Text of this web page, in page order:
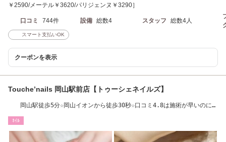
￥2590/メーテル￥3620/パリジェンヌ￥3290］
口コミ 744件 設備 総数4 スタッフ 総数4人
スマート支払いOK
クーポンを表示
Touche’nails 岡山駅前店【トゥーシェネイルズ】
岡山駅徒歩5分☆岡山イオンから徒歩30秒☆口コミ4.8は施術が早いのにき
ﾈｲﾙ